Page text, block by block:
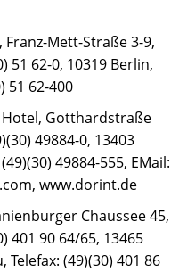
Mett-Straße 3-9,
51 62-0, 10319 Berlin,
51 62-400
Gotthardstraße
49884-0, 13403
49884-555, EMail:
www.dorint.de
Chaussee 45,
401 90 64/65, 13465
Telefax: (49)(30) 401 86